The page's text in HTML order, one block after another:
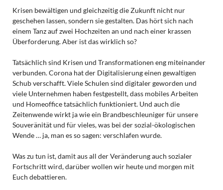
Krisen bewältigen und gleichzeitig die Zukunft nicht nur
geschehen lassen, sondern sie gestalten. Das hört sich nach
einem Tanz auf zwei Hochzeiten an und nach einer krassen
Überforderung. Aber ist das wirklich so?
Tatsächlich sind Krisen und Transformationen eng miteinander
verbunden. Corona hat der Digitalisierung einen gewaltigen
Schub verschafft. Viele Schulen sind digitaler geworden und
viele Unternehmen haben festgestellt, dass mobiles Arbeiten
und Homeoffice tatsächlich funktioniert. Und auch die
Zeitenwende wirkt ja wie ein Brandbeschleuniger für unsere
Souveränität und für vieles, was bei der sozial-ökologischen
Wende … ja, man es so sagen: verschlafen wurde.
Was zu tun ist, damit aus all der Veränderung auch sozialer
Fortschritt wird, darüber wollen wir heute und morgen mit
Euch debattieren.